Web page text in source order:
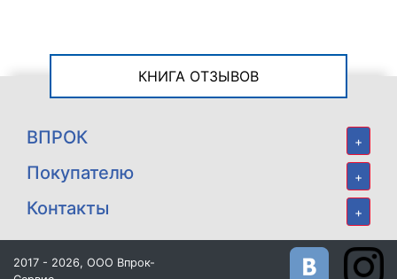
КНИГА ОТЗЫВОВ
ВПРОК +
Покупателю +
Контакты +
2017 - 2026, ООО Впрок-